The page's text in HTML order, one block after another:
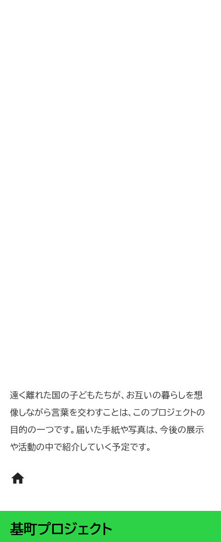
遠く離れた国の子どもたちが、お互いの暮らしを想
像しながら言葉を交わすことは、このプロジェクトの
目的の一つです。届いた手紙や写真は、今後の展示
や活動の中で紹介していく予定です。
home
基町プロジェクト